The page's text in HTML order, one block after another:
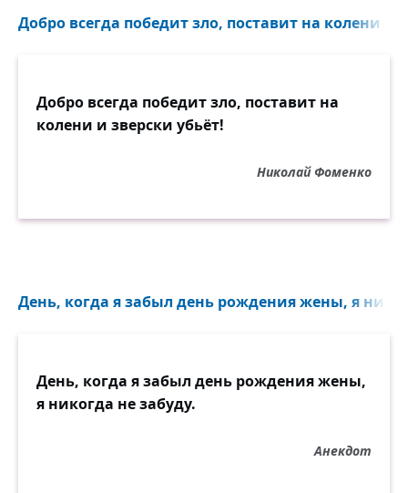
Добро всегда победит зло, поставит на колени и
Добро всегда победит зло, поставит на
колени и зверски убьёт!
Николай Фоменко
День, когда я забыл день рождения жены, я
День, когда я забыл день рождения жены,
я никогда не забуду.
Анекдот